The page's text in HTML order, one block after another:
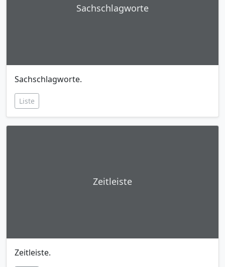
Sachschlagworte
Sachschlagworte.
Liste
Zeitleiste
Zeitleiste.